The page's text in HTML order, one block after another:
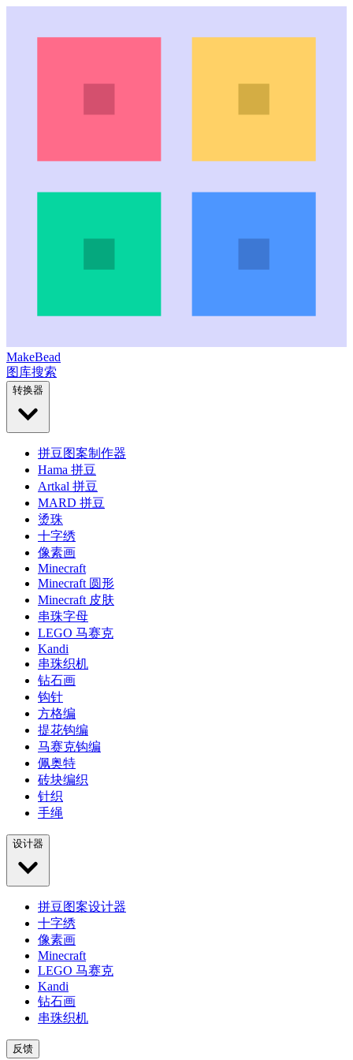
MakeBead
图库搜索
转换器
拼豆图案制作器
Hama 拼豆
Artkal 拼豆
MARD 拼豆
烫珠
十字绣
像素画
Minecraft
Minecraft 圆形
Minecraft 皮肤
串珠字母
LEGO 马赛克
Kandi
串珠织机
钻石画
钩针
方格编
提花钩编
马赛克钩编
佩奥特
砖块编织
针织
手绳
设计器
拼豆图案设计器
十字绣
像素画
Minecraft
LEGO 马赛克
Kandi
钻石画
串珠织机
反馈